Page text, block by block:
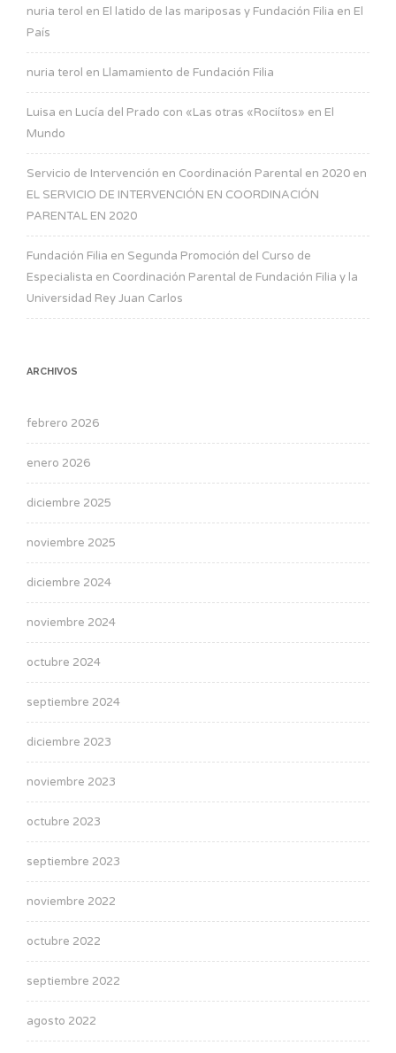
nuria terol en El latido de las mariposas y Fundación Filia en El
País
nuria terol en Llamamiento de Fundación Filia
Luisa en Lucía del Prado con «Las otras «Rociítos» en El
Mundo
Servicio de Intervención en Coordinación Parental en 2020 en
EL SERVICIO DE INTERVENCIÓN EN COORDINACIÓN
PARENTAL EN 2020
Fundación Filia en Segunda Promoción del Curso de
Especialista en Coordinación Parental de Fundación Filia y la
Universidad Rey Juan Carlos
ARCHIVOS
febrero 2026
enero 2026
diciembre 2025
noviembre 2025
diciembre 2024
noviembre 2024
octubre 2024
septiembre 2024
diciembre 2023
noviembre 2023
octubre 2023
septiembre 2023
noviembre 2022
octubre 2022
septiembre 2022
agosto 2022